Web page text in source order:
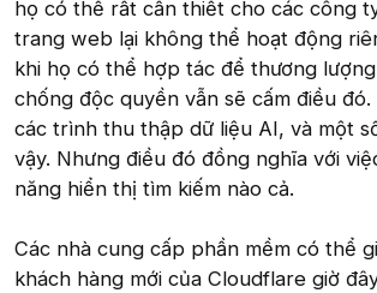
họ có thể rất cần thiết cho các công
trang web lại không thể hoạt động
khi họ có thể hợp tác để thương
chống độc quyền vẫn sẽ cấm điều
các trình thu thập dữ liệu AI, và một
vậy. Nhưng điều đó đồng nghĩa với
năng hiển thị tìm kiếm nào cả.
Các nhà cung cấp phần mềm có thể
khách hàng mới của Cloudflare giờ